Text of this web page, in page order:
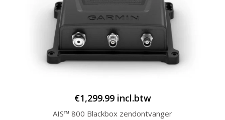
€1,299.99 incl.btw
AIS™ 800 Blackbox zendontvanger